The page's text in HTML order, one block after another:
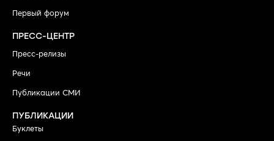
Первый форум
ПРЕСС-ЦЕНТР
Пресс-релизы
Речи
Публикации СМИ
ПУБЛИКАЦИИ
Буклеты